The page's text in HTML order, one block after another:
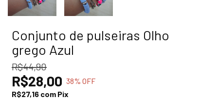
Conjunto de pulseiras Olho
grego Azul
R$44,90
R$28,00 38% OFF
R$27,16 com Pix